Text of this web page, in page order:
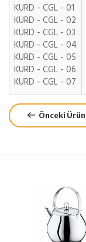
KURD - CGL - 01
KURD - CGL - 02
KURD - CGL - 03
KURD - CGL - 04
KURD - CGL - 05
KURD - CGL - 06
KURD - CGL - 07
Önceki Ürün